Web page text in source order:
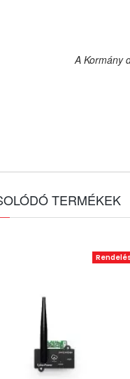
A Kormány
TERMÉKEK